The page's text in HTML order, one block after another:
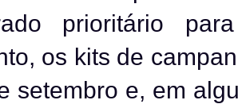
prioritário
os kits de
setembro e, em